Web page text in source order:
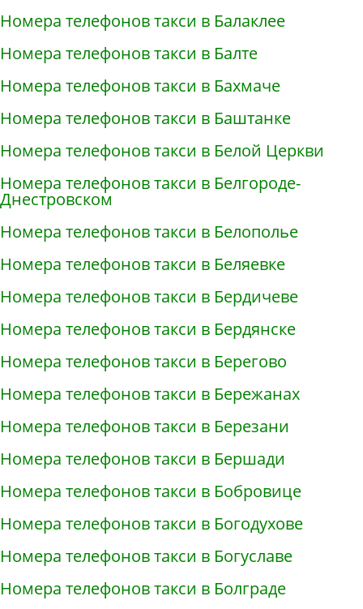
Номера телефонов такси в Балаклее
Номера телефонов такси в Балте
Номера телефонов такси в Бахмаче
Номера телефонов такси в Баштанке
Номера телефонов такси в Белой Церкви
Номера телефонов такси в Белгороде-
Днестровском
Номера телефонов такси в Белополье
Номера телефонов такси в Беляевке
Номера телефонов такси в Бердичеве
Номера телефонов такси в Бердянске
Номера телефонов такси в Берегово
Номера телефонов такси в Бережанах
Номера телефонов такси в Березани
Номера телефонов такси в Бершади
Номера телефонов такси в Бобровице
Номера телефонов такси в Богодухове
Номера телефонов такси в Богуславе
Номера телефонов такси в Болграде